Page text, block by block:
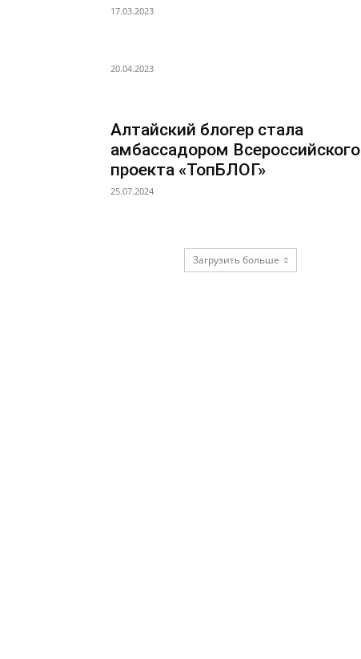
17.03.2023
20.04.2023
Алтайский блогер стала
амбассадором Всероссийского
проекта «ТопБЛОГ»
25.07.2024
Загрузить больше